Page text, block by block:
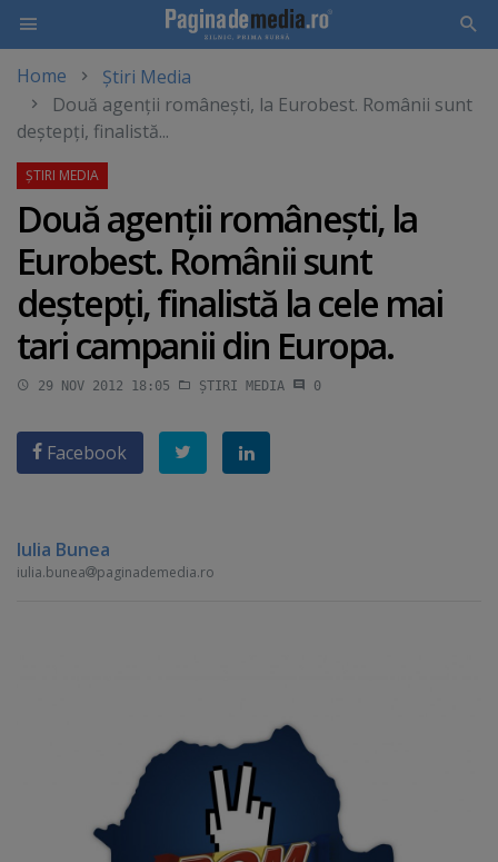
main
content
Home
Știri Media
Două agenţii româneşti, la Eurobest. Românii sunt
deştepţi, finalistă...
Două agenţii româneşti, la
Eurobest. Românii sunt
deştepţi, finalistă la cele mai
tari campanii din Europa.
29 NOV 2012 18:05 ȘTIRI MEDIA 0
Facebook
Iulia Bunea
iulia.bunea paginademedia.ro